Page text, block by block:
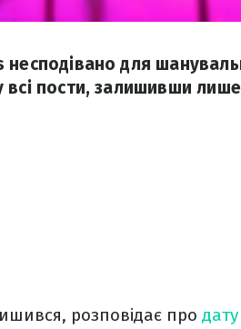
несподівано для
всі пости, залишивши
розповідає про